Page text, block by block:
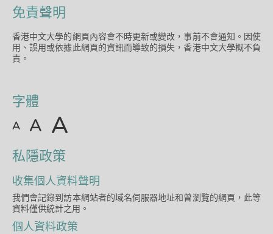
免責聲明
香港中文大學的網頁內容會不時更新或變改，事前不會通知。因使
用、誤用或依據此網頁的資訊而導致的損失，香港中文大學概不負
責。
字體
A A A
私隱政策
收集個人資料聲明
我們會記錄到訪本網站者的域名伺服器地址和曾瀏覽的網頁，此等
資料僅供統計之用。
個人資料政策